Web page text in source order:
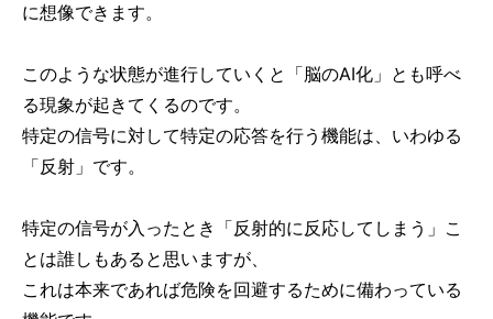
に想像できます。
このような状態が進行していくと「脳のAI化」とも呼べ
る現象が起きてくるのです。
特定の信号に対して特定の応答を行う機能は、いわゆる
「反射」です。
特定の信号が入ったとき「反射的に反応してしまう」こ
とは誰しもあると思いますが、
これは本来であれば危険を回避するために備わっている